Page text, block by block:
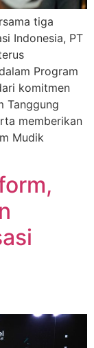
tiga
Indonesia, PT
Program
komitmen
Tanggung
memberikan
Mudik